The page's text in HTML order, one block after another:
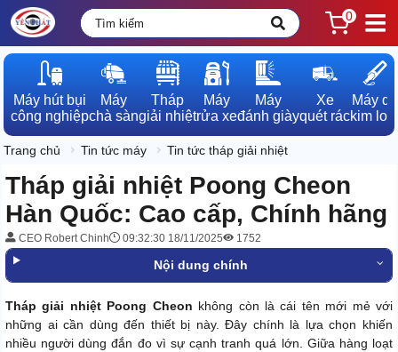
0
Máy hút bụi
công nghiệp
Máy
chà sàn
Tháp
giải nhiệt
Máy
rửa xe
Máy
đánh giày
Xe
quét rác
Máy dò
kim loại
Trang chủ Tin tức máy Tin tức tháp giải nhiệt
Tháp giải nhiệt Poong Cheon
Hàn Quốc: Cao cấp, Chính hãng
CEO Robert Chinh 09:32:30 18/11/2025 1752
Nội dung chính
Tháp giải nhiệt Poong Cheon không còn là cái tên mới mẻ với
những ai cần dùng đến thiết bị này. Đây chính là lựa chọn khiến
nhiều người dùng đắn đo vì sự cạnh tranh quá lớn. Giữa hàng loạt